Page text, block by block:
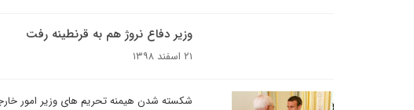
وزیر دفاع نروژ هم به قرنطینه رفت
۲۱ اسفند ۱۳۹۸
شکسته شدن هیمنه تحریم های وزیر امور